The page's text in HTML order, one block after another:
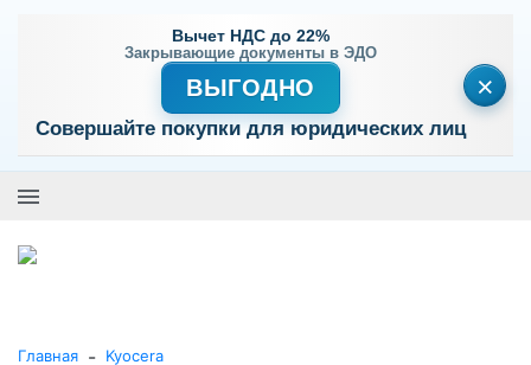
Вычет НДС до 22%
Закрывающие документы в ЭДО
ВЫГОДНО
Совершайте покупки для юридических лиц
×
Главная - Kyocera